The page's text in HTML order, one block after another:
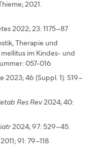
2021.
2022; 23: 1175–87
Therapie und
im Kindes- und
057-016
2023; 46 (Suppl. 1): S19–
Res Rev2024; 40:
2024; 97: 529–45.
91: 79–118